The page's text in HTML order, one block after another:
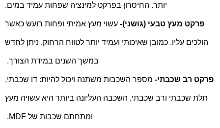
יותר. החיסרון בפרקט למינציה שפחות עמיד במים.
פרקט מעץ טבעי (גושני)- עשוי מעץ אמיתי ופחות רועש כאשר
הולכים עליו. כמובן שאיכותי ועמיד יותר לטווח הרחוק. ניתן לחדש
במשך השנים במידת הצורך.
פרקט רב שכבתי- מספר השכבות משתנה ויכול להיות: דו שכבתי,
תלת שכבתי ורב שכבתי, השכבה העליונה ביותר היא עשויה מעץ
ומתחתם שכבות של MDF.